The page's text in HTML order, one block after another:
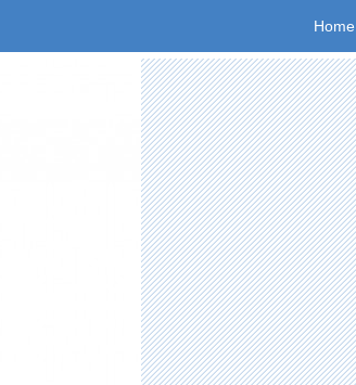
Home